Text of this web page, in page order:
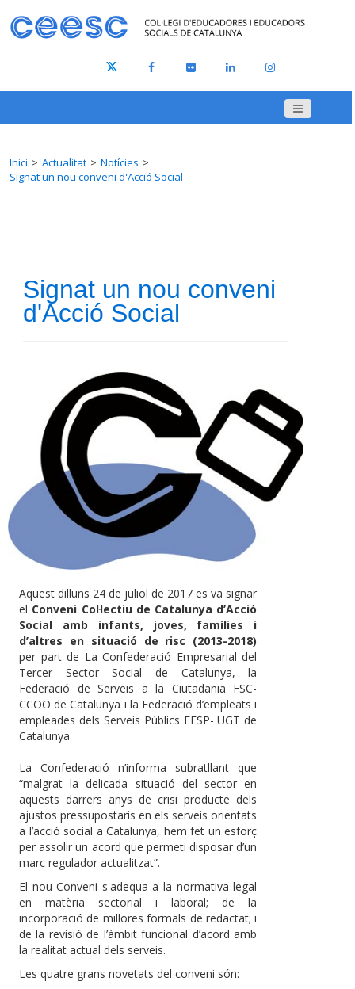
Inici Actualitat
Notícies
Signat un nou conveni d'Acció Social
Signat un nou conveni
d'Acció Social
Aquest dilluns 24 de juliol de 2017 es va signar
el Conveni Col·lectiu de Catalunya d’Acció
Social amb infants, joves, famílies i
d’altres en situació de risc (2013-2018)
per part de La Confederació Empresarial del
Tercer Sector Social de Catalunya, la
Federació de Serveis a la Ciutadania FSC-
CCOO de Catalunya i la Federació d’empleats i
empleades dels Serveis Públics FESP- UGT de
Catalunya.
La Confederació n’informa subratllant que
“malgrat la delicada situació del sector en
aquests darrers anys de crisi producte dels
ajustos pressupostaris en els serveis orientats
a l’acció social a Catalunya, hem fet un esforç
per assolir un acord que permeti disposar d’un
marc regulador actualitzat”.
El nou Conveni s'adequa a la normativa legal
en matèria sectorial i laboral; de la
incorporació de millores formals de redactat; i
de la revisió de l’àmbit funcional d’acord amb
la realitat actual dels serveis.
Les quatre grans novetats del conveni són: